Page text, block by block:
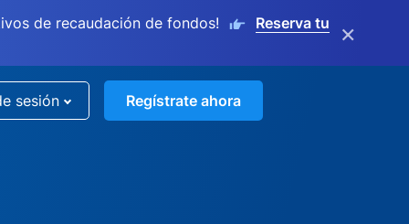
de recaudación de fondos! Reserva tu ×
sesión Regístrate ahora